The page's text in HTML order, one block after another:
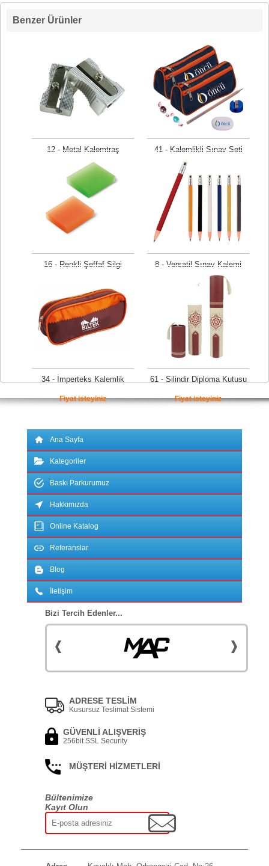
Benzer Ürünler
12 - Metal Kalemtraş
Fiyat isteyiniz
41 - Kalemlikli Sınav Seti
Fiyat isteyiniz
16 - Renkli Şeffaf Silgi 8 - Versatil Sınav Kalemi
Fiyat isteyiniz
34 - İmperteks Kalemlik
Fiyat isteyiniz
61 - Silindir Diploma Kutusu
Fiyat isteyiniz
Ana Sayfa
Kategoriler
Baskı Parkurumuz
Hakkımızda
Online Katalog
Referanslar
Blog
İletişim
Bizi Tercih Edenler...
ADRESE TESLİM
Kusursuz Teslimat Sistemi
GÜVENLİ ALIŞVERİŞ
256bit SSL Security
MÜŞTERİ HİZMETLERİ
Bültenimize
Kayıt Olun